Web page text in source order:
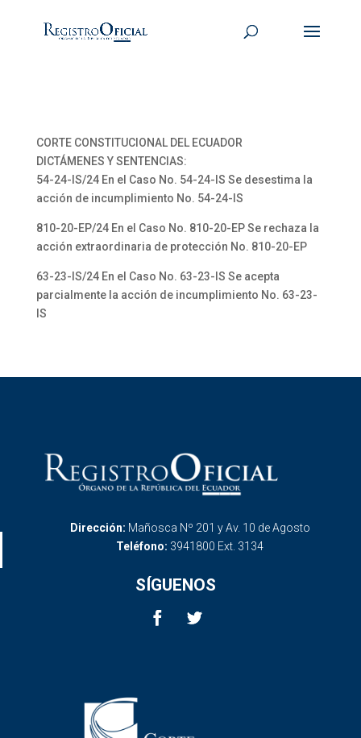
CORTE CONSTITUCIONAL DEL ECUADOR
DICTÁMENES Y SENTENCIAS:
54-24-IS/24 En el Caso No. 54-24-IS Se desestima la
acción de incumplimiento No. 54-24-IS
810-20-EP/24 En el Caso No. 810-20-EP Se rechaza la
acción extraordinaria de protección No. 810-20-EP
63-23-IS/24 En el Caso No. 63-23-IS Se acepta
parcialmente la acción de incumplimiento No. 63-23-
IS
Dirección: Mañosca Nº 201 y Av. 10 de Agosto
Teléfono: 3941800 Ext. 3134
SÍGUENOS